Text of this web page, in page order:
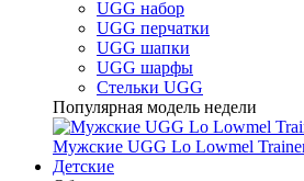
UGG набор
UGG перчатки
UGG шапки
UGG шарфы
Стельки UGG
Популярная модель недели
Мужские UGG Lo Lowmel
Детские